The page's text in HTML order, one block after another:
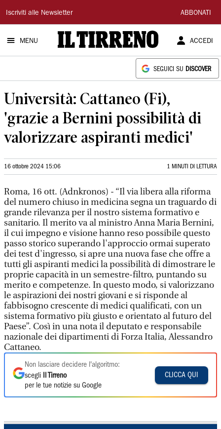
Il
Tirreno
Iscriviti alle Newsletter ABBONATI
MENU ACCEDI
SEGUICI SU DISCOVER
Università: Cattaneo (Fi),
'grazie a Bernini possibilità di
valorizzare aspiranti medici'
16 ottobre 2024 15:06 1 MINUTI DI LETTURA
Roma, 16 ott. (Adnkronos) - “Il via libera alla riforma
del numero chiuso in medicina segna un traguardo di
grande rilevanza per il nostro sistema formativo e
sanitario. Il merito va al ministro Anna Maria Bernini,
il cui impegno e visione hanno reso possibile questo
passo storico superando l'approccio ormai superato
dei test d'ingresso, si apre una nuova fase che offre a
tutti gli aspiranti medici la possibilità di dimostrare le
proprie capacità in un semestre-filtro, puntando su
merito e competenze. In questo modo, si valorizzano
le aspirazioni dei nostri giovani e si risponde al
fabbisogno crescente di medici qualificati, con un
sistema formativo più giusto e orientato al futuro del
Paese”. Così in una nota il deputato e responsabile
nazionale dei dipartimenti di Forza Italia, Alessandro
Cattaneo.
Non lasciare decidere l'algoritmo:
scegli
Il Tirreno
per le tue notizie su Google
CLICCA QUI